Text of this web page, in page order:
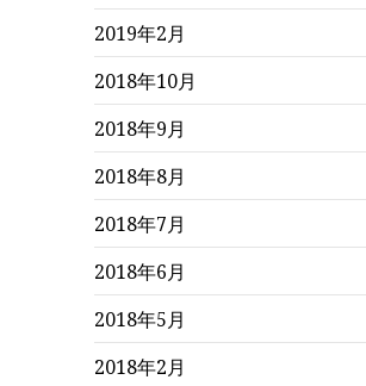
2019年2月
2018年10月
2018年9月
2018年8月
2018年7月
2018年6月
2018年5月
2018年2月